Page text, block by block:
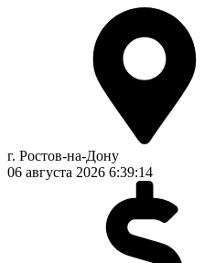
г. Ростов-на-Дону
06 августа 2026 6:39:14